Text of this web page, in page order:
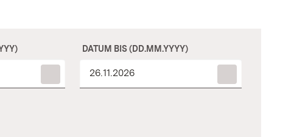
DATUM BIS (DD.MM.YYYY)